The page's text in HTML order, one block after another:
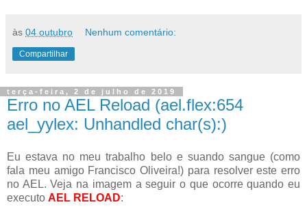
às 04 outubro Nenhum comentário:
Compartilhar
terça-feira, 2 de julho de 2019
Erro no AEL Reload (ael.flex:654
ael_yylex: Unhandled char(s):)
Eu estava no meu trabalho belo e suando sangue (como
fala meu amigo Francisco Oliveira!) para resolver este erro
no AEL. Veja na imagem a seguir o que ocorre quando eu
executo AEL RELOAD: